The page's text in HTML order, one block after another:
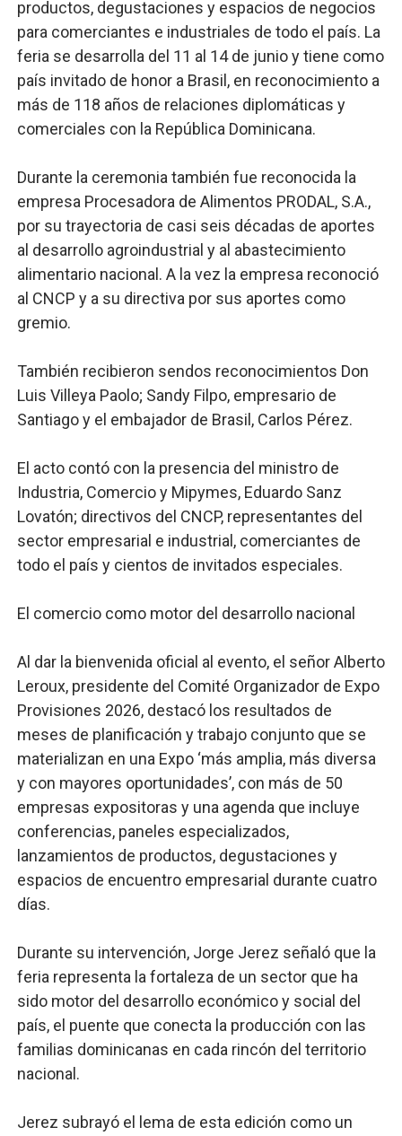
productos, degustaciones y espacios de negocios
para comerciantes e industriales de todo el país. La
feria se desarrolla del 11 al 14 de junio y tiene como
país invitado de honor a Brasil, en reconocimiento a
más de 118 años de relaciones diplomáticas y
comerciales con la República Dominicana.
Durante la ceremonia también fue reconocida la
empresa Procesadora de Alimentos PRODAL, S.A.,
por su trayectoria de casi seis décadas de aportes
al desarrollo agroindustrial y al abastecimiento
alimentario nacional. A la vez la empresa reconoció
al CNCP y a su directiva por sus aportes como
gremio.
También recibieron sendos reconocimientos Don
Luis Villeya Paolo; Sandy Filpo, empresario de
Santiago y el embajador de Brasil, Carlos Pérez.
El acto contó con la presencia del ministro de
Industria, Comercio y Mipymes, Eduardo Sanz
Lovatón; directivos del CNCP, representantes del
sector empresarial e industrial, comerciantes de
todo el país y cientos de invitados especiales.
El comercio como motor del desarrollo nacional
Al dar la bienvenida oficial al evento, el señor Alberto
Leroux, presidente del Comité Organizador de Expo
Provisiones 2026, destacó los resultados de
meses de planificación y trabajo conjunto que se
materializan en una Expo ‘más amplia, más diversa
y con mayores oportunidades’, con más de 50
empresas expositoras y una agenda que incluye
conferencias, paneles especializados,
lanzamientos de productos, degustaciones y
espacios de encuentro empresarial durante cuatro
días.
Durante su intervención, Jorge Jerez señaló que la
feria representa la fortaleza de un sector que ha
sido motor del desarrollo económico y social del
país, el puente que conecta la producción con las
familias dominicanas en cada rincón del territorio
nacional.
Jerez subrayó el lema de esta edición como un